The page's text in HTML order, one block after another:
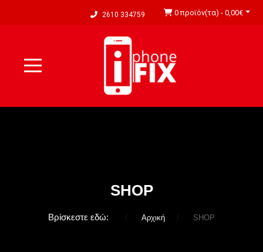
2610 334759 0 προϊόν(τα) - 0,00€
SHOP
Βρίσκεστε εδώ: Αρχική SHOP